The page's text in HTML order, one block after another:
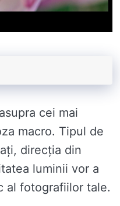
cei mai
macro. Tipul de
direcția din
luminii vor a
al fotografiilor tale.